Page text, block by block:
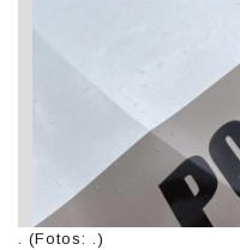
. (Fotos: .)